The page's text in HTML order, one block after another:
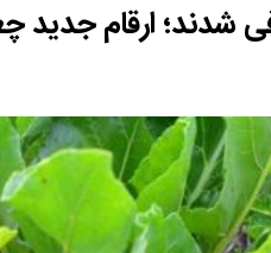
شدند؛ ارقام جدید